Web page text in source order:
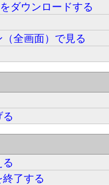
ダウンロードする
全画面）で見る
る
了する